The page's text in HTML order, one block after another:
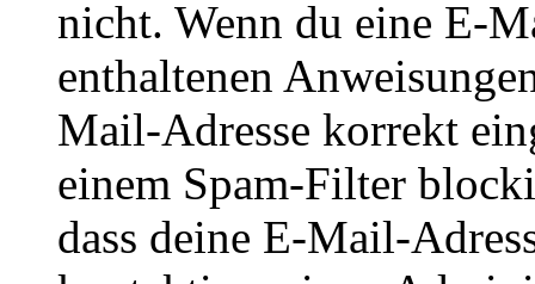
nicht. Wenn du eine E-
enthaltenen
Mail-Adresse korrekt
einem Spam-Filter
dass deine E-Mail-